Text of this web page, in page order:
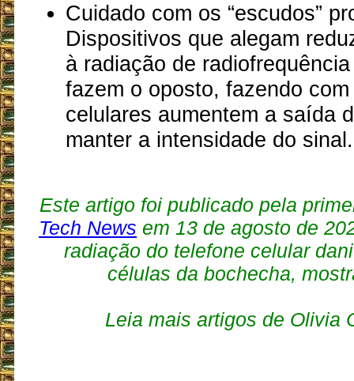
Cuidado com os “escudos”
Dispositivos que alegam
à radiação de
fazem o oposto, fazendo
celulares aumentem a saída
manter a intensidade do sinal.
Este artigo foi publicado pela
Tech News em 13 de agosto de
radiação do telefone celular
células da bochecha,
Leia mais artigos de Olivia